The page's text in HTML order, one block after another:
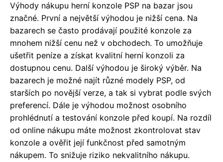
Výhody nákupu herní konzole PSP na bazar jsou
značné. První a největší výhodou je nižší cena. Na
bazarech se často prodávají použité konzole za
mnohem nižší cenu než v obchodech. To umožňuje
ušetřit peníze a získat kvalitní herní konzoli za
dostupnou cenu. Další výhodou je široký výběr. Na
bazarech je možné najít různé modely PSP, od
starších po novější verze, a tak si vybrat podle svých
preferencí. Dále je výhodou možnost osobního
prohlédnutí a testování konzole před koupí. Na rozdíl
od online nákupu máte možnost zkontrolovat stav
konzole a ověřit její funkčnost před samotným
nákupem. To snižuje riziko nekvalitního nákupu.